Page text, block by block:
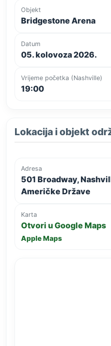
Objekt
Bridgestone Arena
Datum
05. kolovoza 2026.
Vrijeme početka (Nashville)
19:00
Lokacija i objekt
Adresa
501 Broadway,
Američke Države
Karta
Otvori u Google Maps
Apple Maps